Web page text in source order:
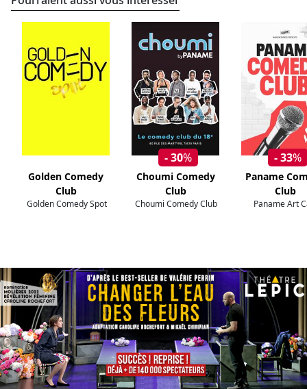
Golden Comedy
Club
Golden Comedy Spot
- 30%
Choumi Comedy
Club
Choumi Comedy Club
- 33%
Paname
Club
Paname Art